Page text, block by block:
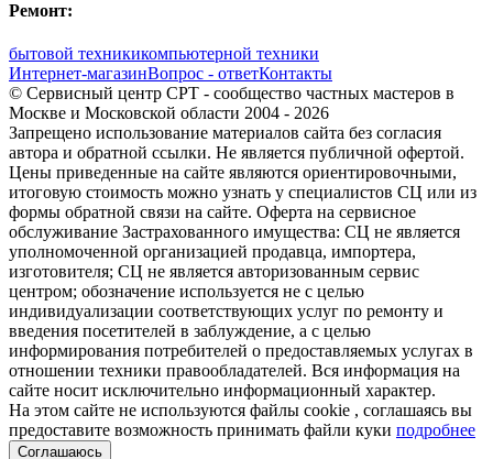
Ремонт:
бытовой техникикомпьютерной техники
Интернет-магазинВопрос - ответКонтакты
© Сервисный центр СРТ - сообщество частных мастеров в
Москве и Московской области 2004 - 2026
Запрещено использование материалов сайта без согласия
автора и обратной ссылки. Не является публичной офертой.
Цены приведенные на сайте являются ориентировочными,
итоговую стоимость можно узнать у специалистов СЦ или из
формы обратной связи на сайте. Оферта на сервисное
обслуживание Застрахованного имущества: СЦ не является
уполномоченной организацией продавца, импортера,
изготовителя; СЦ не является авторизованным сервис
центром; обозначение используется не с целью
индивидуализации соответствующих услуг по ремонту и
введения посетителей в заблуждение, а с целью
информирования потребителей о предоставляемых услугах в
отношении техники правообладателей. Вся информация на
сайте носит исключительно информационный характер.
На этом сайте не используются файлы cookie , соглашаясь вы
предоставите возможность принимать файли куки подробнее
Соглашаюсь